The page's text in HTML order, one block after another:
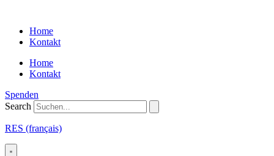
contentHome
Kontakt
Home
Kontakt
Spenden
Search
RES (français)